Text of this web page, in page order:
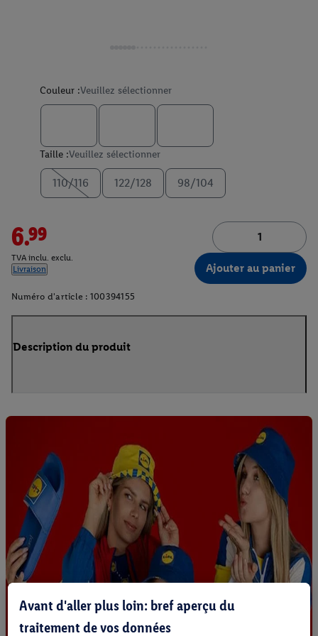
Couleur :Veuillez sélectionner
Taille :Veuillez sélectionner
110/116 122/128 98/104
6.99
TVA inclu. exclu.
Livraison
Ajouter au panier
Numéro d'article : 100394155
Description du produit
Avant d'aller plus loin: bref aperçu du
traitement de vos données